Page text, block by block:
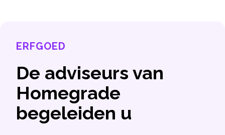
ERFGOED
De adviseurs van
Homegrade
begeleiden u